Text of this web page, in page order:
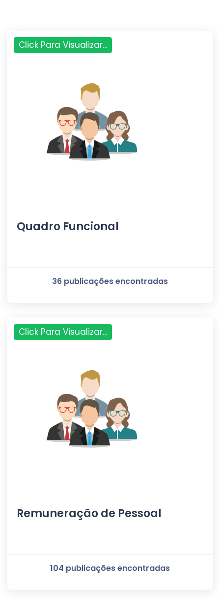
Click Para Visualizar...
Quadro Funcional
36 publicações encontradas
Click Para Visualizar...
Remuneração de Pessoal
104 publicações encontradas